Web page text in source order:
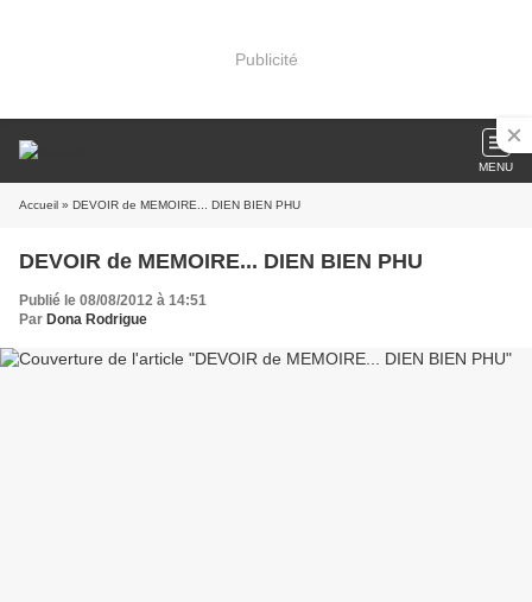
Publicité
MENU
Accueil » DEVOIR de MEMOIRE... DIEN BIEN PHU
DEVOIR de MEMOIRE... DIEN BIEN PHU
Publié le 08/08/2012 à 14:51
Par Dona Rodrigue